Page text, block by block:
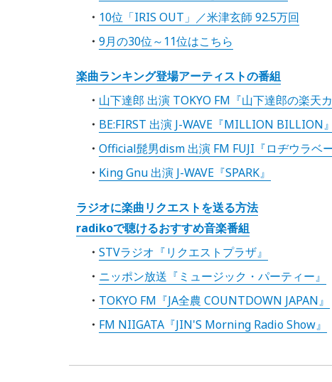
10位「IRIS OUT」／米津玄師 92.5万回
9月の30位～11位はこちら
楽曲ランキング登場アーティストの番組
山下達郎 出演 TOKYO FM『山下達郎の楽天
BE:FIRST 出演 J-WAVE『MILLION BILLION』
Official髭男dism 出演 FM FUJI『ロヂウラベー
King Gnu 出演 J-WAVE『SPARK』
ラジオに楽曲リクエストを送る方法
radikoで聴けるおすすめ音楽番組
STVラジオ『リクエストプラザ』
ニッポン放送『ミュージック・パーティー』
TOKYO FM『JA全農 COUNTDOWN JAPAN』
FM NIIGATA『JIN'S Morning Radio Show』